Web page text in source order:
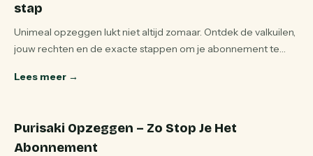
stap
Unimeal opzeggen lukt niet altijd zomaar. Ontdek de valkuilen,
jouw rechten en de exacte stappen om je abonnement te
Lees meer →
Purisaki Opzeggen – Zo Stop Je Het
Abonnement